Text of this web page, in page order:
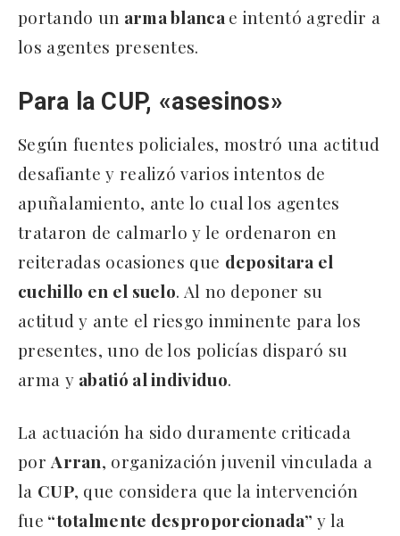
portando un arma blanca e intentó agredir a
los agentes presentes.
Para la CUP, «asesinos»
Según fuentes policiales, mostró una actitud
desafiante y realizó varios intentos de
apuñalamiento, ante lo cual los agentes
trataron de calmarlo y le ordenaron en
reiteradas ocasiones que depositara el
cuchillo en el suelo. Al no deponer su
actitud y ante el riesgo inminente para los
presentes, uno de los policías disparó su
arma y abatió al individuo.
La actuación ha sido duramente criticada
por Arran, organización juvenil vinculada a
la CUP, que considera que la intervención
fue “totalmente desproporcionada” y la